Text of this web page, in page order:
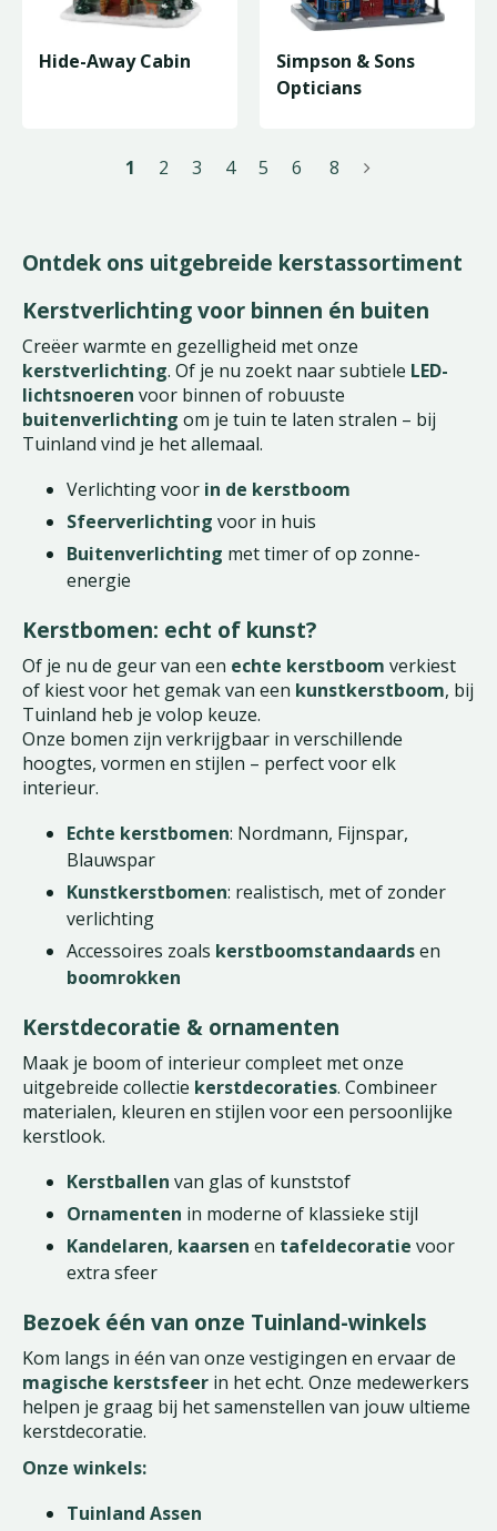
Hide-Away Cabin
Simpson & Sons
Opticians
1 2 3 4 5 6 8
Ontdek ons uitgebreide kerstassortiment
Kerstverlichting voor binnen én buiten
Creëer warmte en gezelligheid met onze
kerstverlichting. Of je nu zoekt naar subtiele LED-
lichtsnoeren voor binnen of robuuste
buitenverlichting om je tuin te laten stralen – bij
Tuinland vind je het allemaal.
Verlichting voor in de kerstboom
Sfeerverlichting voor in huis
Buitenverlichting met timer of op zonne-
energie
Kerstbomen: echt of kunst?
Of je nu de geur van een echte kerstboom verkiest
of kiest voor het gemak van een kunstkerstboom, bij
Tuinland heb je volop keuze.
Onze bomen zijn verkrijgbaar in verschillende
hoogtes, vormen en stijlen – perfect voor elk
interieur.
Echte kerstbomen: Nordmann, Fijnspar,
Blauwspar
Kunstkerstbomen: realistisch, met of zonder
verlichting
Accessoires zoals kerstboomstandaardsen
boomrokken
Kerstdecoratie & ornamenten
Maak je boom of interieur compleet met onze
uitgebreide collectie kerstdecoraties. Combineer
materialen, kleuren en stijlen voor een persoonlijke
kerstlook.
Kerstballen van glas of kunststof
Ornamenten in moderne of klassieke stijl
Kandelaren, kaarsen en tafeldecoratie voor
extra sfeer
Bezoek één van onze Tuinland-winkels
Kom langs in één van onze vestigingen en ervaar de
magische kerstsfeer in het echt. Onze medewerkers
helpen je graag bij het samenstellen van jouw ultieme
kerstdecoratie.
Onze winkels:
Tuinland Assen